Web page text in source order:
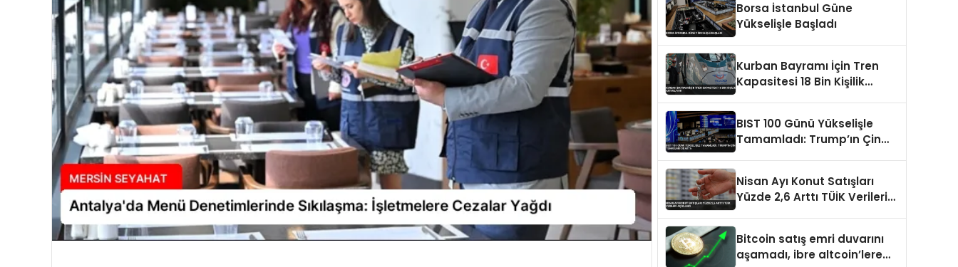
Borsa İstanbul Güne
Yükselişle Başladı
Kurban Bayramı İçin Tren
Kapasitesi 18 Bin Kişilik
BIST 100 Günü Yükselişle
Tamamladı: Trump’ın Çin
Nisan Ayı Konut Satışları
Yüzde 2,6 Arttı TÜİK Verileri
Bitcoin satış emri duvarını
aşamadı, ibre altcoin’lere